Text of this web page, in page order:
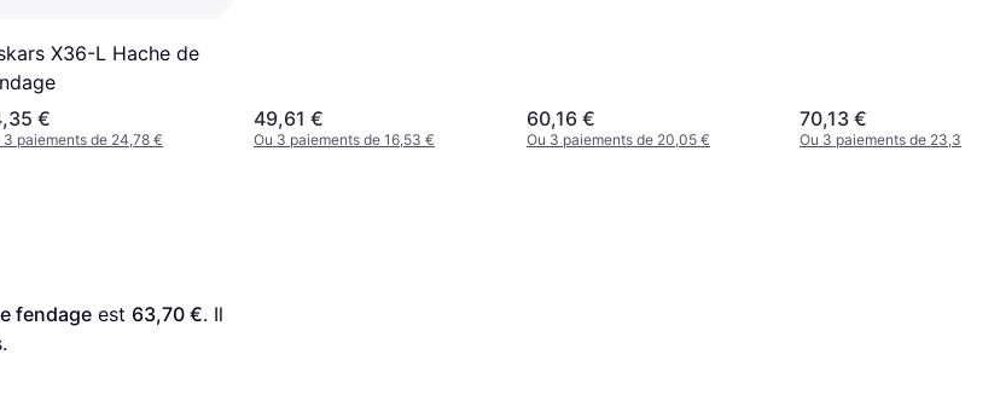
X36-L Hache de
€
3 paiements de 24,78 €
49,61 €
Ou 3 paiements de 16,53 €
60,16 €
Ou 3 paiements de 20,05 €
70,13 €
Ou 3 paiements de 23,37 €
fendage est 63,70 €. Il